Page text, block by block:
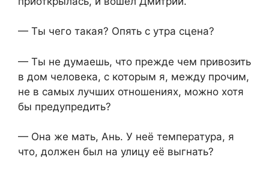
— Ты чего такая? Опять с утра сцена?
— Ты не думаешь, что прежде чем привозить
в дом человека, с которым я, между прочим,
не в самых лучших отношениях, можно хотя
бы предупредить?
— Она же мать, Ань. У неё температура, я
что, должен был на улицу её выгнать?